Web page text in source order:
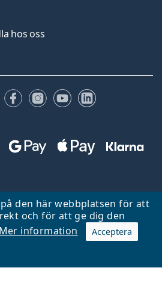
den här webbplatsen för att
och för att ge dig den
Mer information
Acceptera
hos oss
FacebookInstagram
YouTubeLinkedIn
startsidan
Gå upp
drivs av Lentiamo s.r.o., Tjeckien